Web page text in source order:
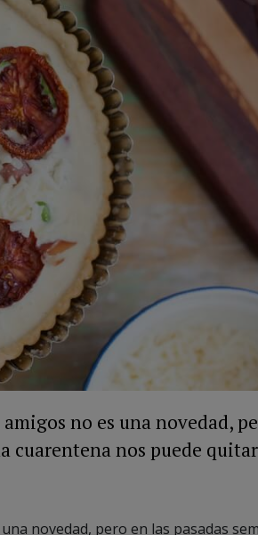
no es una novedad,
cuarentena nos puede
novedad, pero en las pasadas